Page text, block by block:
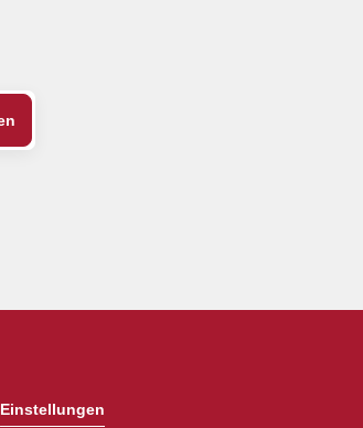
Einstellungen